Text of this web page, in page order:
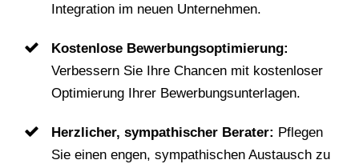
Integration im neuen Unternehmen.
Kostenlose Bewerbungsoptimierung:
Verbessern Sie Ihre Chancen mit kostenloser
Optimierung Ihrer Bewerbungsunterlagen.
Herzlicher, sympathischer Berater: Pflegen
Sie einen engen, sympathischen Austausch zu